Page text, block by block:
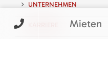
UNTERNEHMEN
Mieten